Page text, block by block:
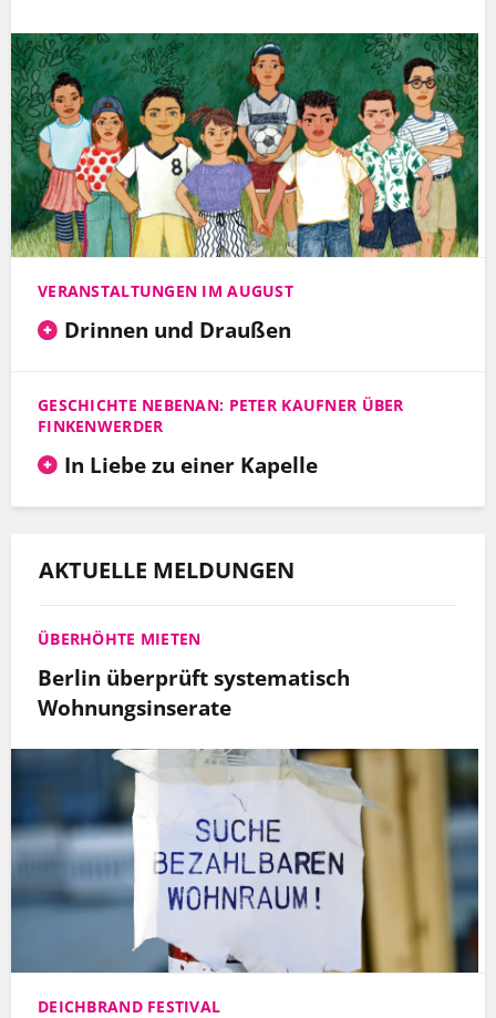
VERANSTALTUNGEN IM AUGUST
Drinnen und Draußen
GESCHICHTE NEBENAN: PETER KAUFNER ÜBER
FINKENWERDER
In Liebe zu einer Kapelle
AKTUELLE MELDUNGEN
ÜBERHÖHTE MIETEN
Berlin überprüft systematisch
Wohnungsinserate
DEICHBRAND FESTIVAL